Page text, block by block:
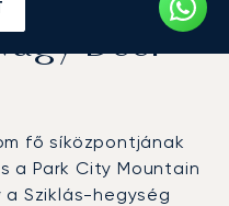
Deer
fő síközpontjának
a Park City Mountain
Sziklás-hegység